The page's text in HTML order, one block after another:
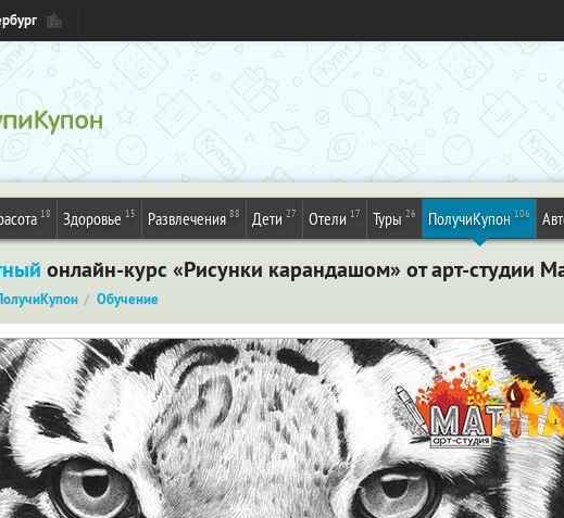
18 Здоровье 15 Развлечения 88 Дети 27 Отели 17 Туры 26 ПолучиКупон 106
онлайн-курс «Рисунки карандашом» от арт-студии
Обучение